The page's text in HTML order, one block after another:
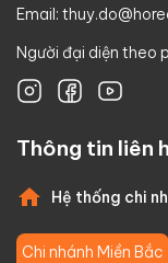
Email:
Người đại diện theo
Thông tin liên
Hệ thống chi
Chi nhánh Miền Bắc